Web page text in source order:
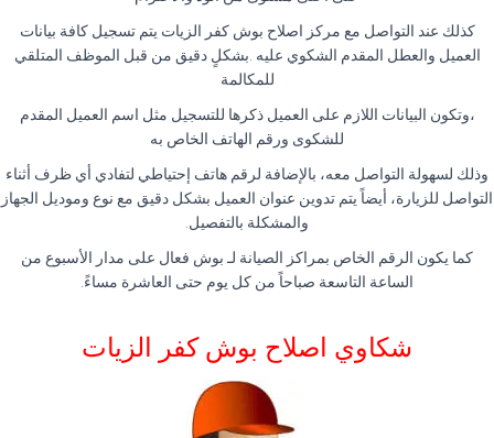
كذلك عند التواصل مع مركز اصلاح بوش كفر الزيات يتم تسجيل كافة بيانات
العميل والعطل المقدم الشكوي عليه .بشكلٍ دقيق من قبل الموظف المتلقي
للمكالمة
،وتكون البيانات اللازم على العميل ذكرها للتسجيل مثل اسم العميل المقدم
للشكوى ورقم الهاتف الخاص به
وذلك لسهولة التواصل معه، بالإضافة لرقم هاتف إحتياطي لتفادي أي ظرف أثناء
التواصل للزيارة، أيضاً يتم تدوين عنوان العميل بشكل دقيق مع نوع وموديل الجهاز
والمشكلة بالتفصيل.
كما يكون الرقم الخاص بمراكز الصيانة لـ بوش فعال على مدار الأسبوع من
الساعة التاسعة صباحاً من كل يوم حتى العاشرة مساءً.
شكاوي اصلاح بوش كفر الزيات